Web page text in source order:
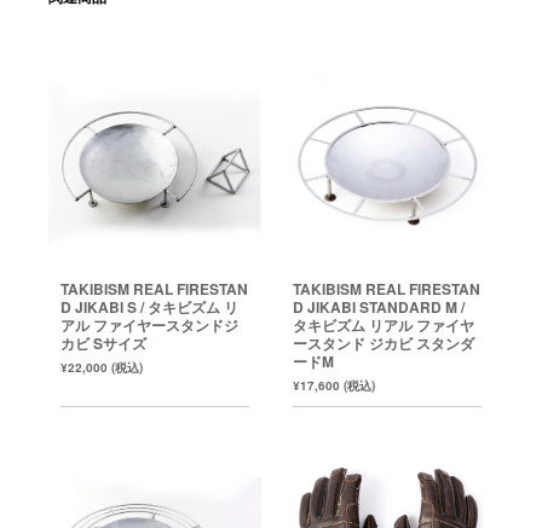
TAKIBISM REAL FIRESTAN
D JIKABI S / タキビズム リ
アル ファイヤースタンドジ
カビ Sサイズ
¥22,000 (税込)
TAKIBISM REAL FIRESTAN
D JIKABI STANDARD M /
タキビズム リアル ファイヤ
ースタンド ジカビ スタンダ
ードM
¥17,600 (税込)